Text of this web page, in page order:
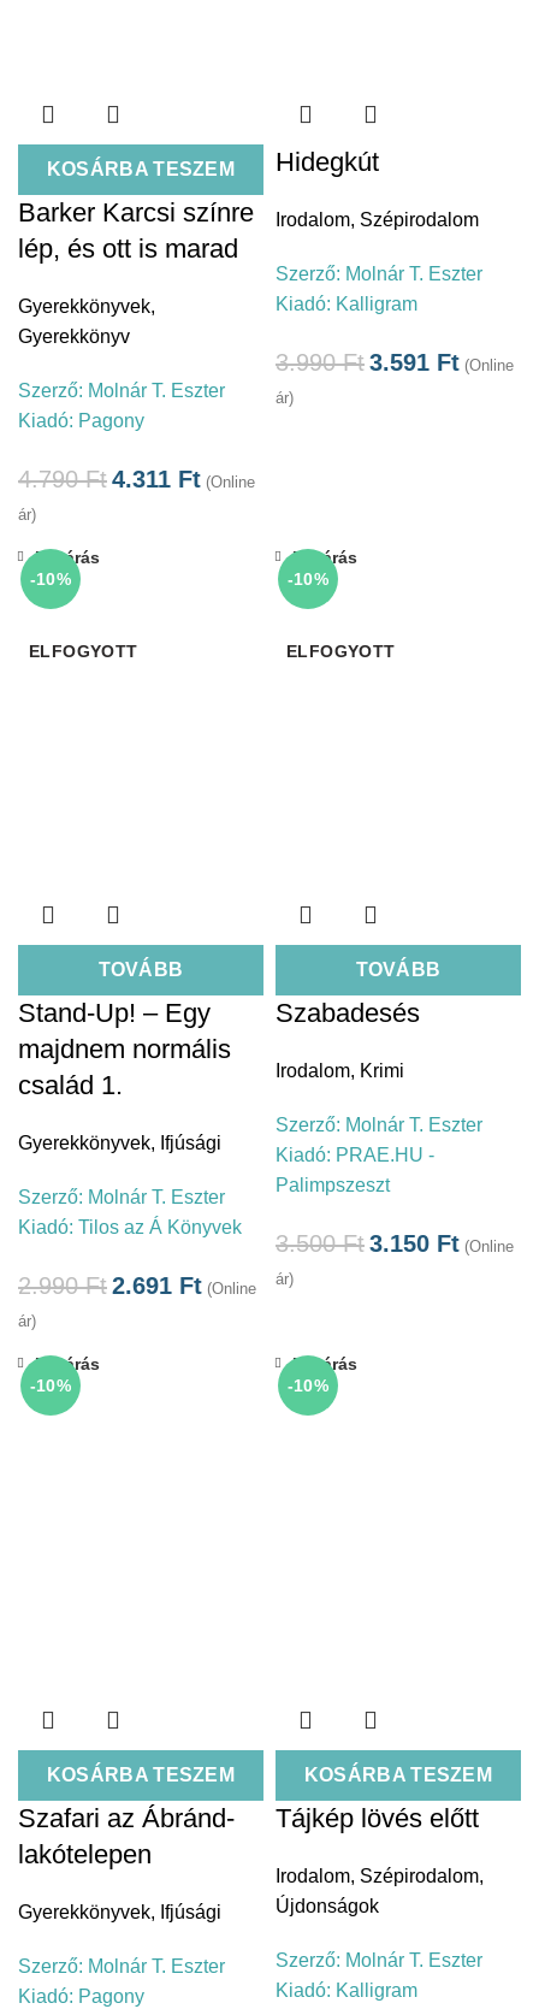
KOSÁRBA TESZEM
Barker Karcsi színre
lép, és ott is marad
Gyerekkönyvek,
Gyerekkönyv
Szerző: Molnár T. Eszter
Kiadó: Pagony
4.790Ft4.311 Ft (Online
ár)
Hidegkút
Irodalom, Szépirodalom
Szerző: Molnár T. Eszter
Kiadó: Kalligram
3.990Ft3.591 Ft (Online
ár)
-10%
ELFOGYOTT
TOVÁBB
Bezárás
Stand-Up! – Egy
majdnem normális
család 1.
Gyerekkönyvek, Ifjúsági
Szerző: Molnár T. Eszter
Kiadó: Tilos az Á Könyvek
2.990Ft2.691 Ft (Online
ár)
-10%
ELFOGYOTT
TOVÁBB
Bezárás
Szabadesés
Irodalom, Krimi
Szerző: Molnár T. Eszter
Kiadó: PRAE.HU -
Palimpszeszt
3.500Ft3.150 Ft (Online
ár)
-10%
KOSÁRBA TESZEM
Bezárás
Szafari az Ábránd-
lakótelepen
Gyerekkönyvek, Ifjúsági
Szerző: Molnár T. Eszter
Kiadó: Pagony
-10%
KOSÁRBA TESZEM
Bezárás
Tájkép lövés előtt
Irodalom, Szépirodalom,
Újdonságok
Szerző: Molnár T. Eszter
Kiadó: Kalligram